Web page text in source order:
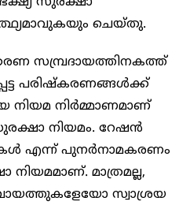
ചെയ്തു.
സമ്പ്രദായത്തിനകത്ത്
പരിഷ്കരണങ്ങൾക്ക്
നിയമ നിർമ്മാണമാണ്
നിയമം. റേഷൻ
എന്ന് പുനർനാമകരണം
മാത്രമല്ല,
സ്വാശ്രയ